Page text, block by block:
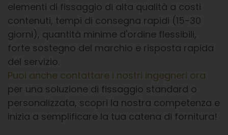
elementi di fissaggio di alta qualità a costi
contenuti, tempi di consegna rapidi (15-30
giorni), quantità minime d'ordine flessibili,
forte sostegno del marchio e risposta rapida
del servizio.
Puoi anche contattare i nostri ingegneri ora
per una soluzione di fissaggio standard o
personalizzata, scopri la nostra competenza e
inizia a semplificare la tua catena di fornitura!